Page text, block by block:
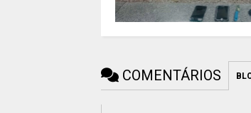
COMENTÁRIOS